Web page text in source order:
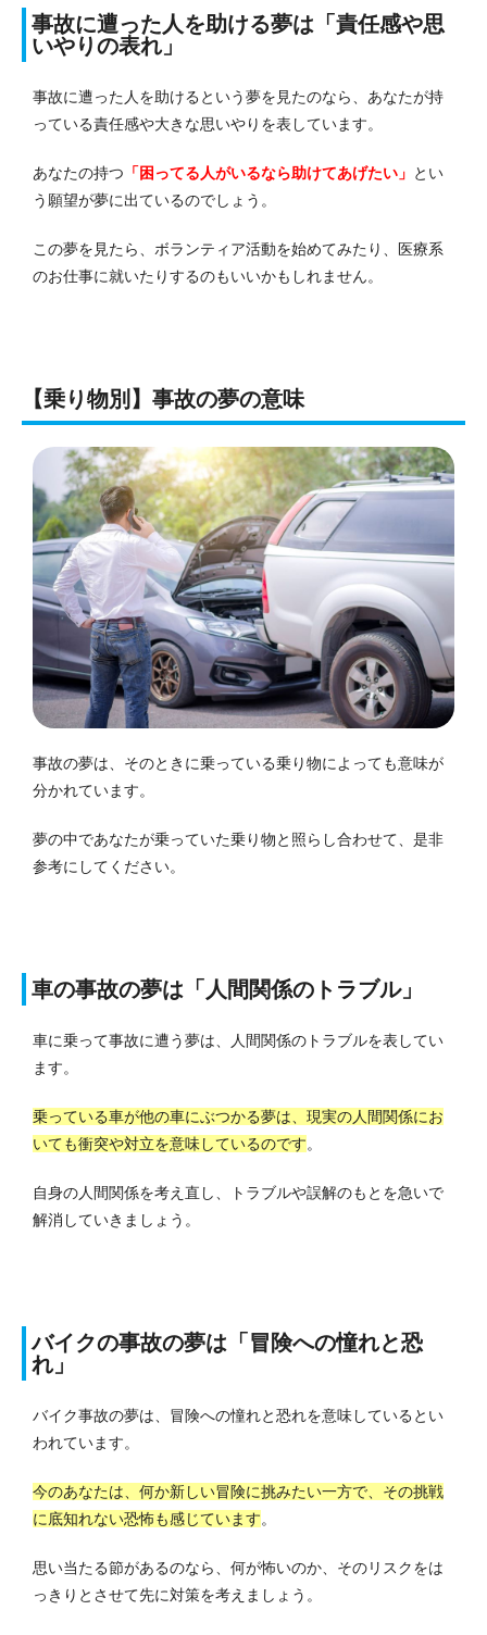
事故に遭った人を助ける夢は「責任感や思
いやりの表れ」
事故に遭った人を助けるという夢を見たのなら、あなたが持
っている責任感や大きな思いやりを表しています。
あなたの持つ 「困ってる人がいるなら助けてあげたい」 とい
う願望が夢に出ているのでしょう。
この夢を見たら、ボランティア活動を始めてみたり、医療系
のお仕事に就いたりするのもいいかもしれません。
【乗り物別】事故の夢の意味
事故の夢は、そのときに乗っている乗り物によっても意味が
分かれています。
夢の中であなたが乗っていた乗り物と照らし合わせて、是非
参考にしてください。
車の事故の夢は「人間関係のトラブル」
車に乗って事故に遭う夢は、人間関係のトラブルを表してい
ます。
乗っている車が他の車にぶつかる夢は、現実の人間関係にお
いても衝突や対立を意味しているのです。
自身の人間関係を考え直し、トラブルや誤解のもとを急いで
解消していきましょう。
バイクの事故の夢は「冒険への憧れと恐
れ」
バイク事故の夢は、冒険への憧れと恐れを意味しているとい
われています。
今のあなたは、何か新しい冒険に挑みたい一方で、その挑戦
に底知れない恐怖も感じています。
思い当たる節があるのなら、何が怖いのか、そのリスクをは
っきりとさせて先に対策を考えましょう。